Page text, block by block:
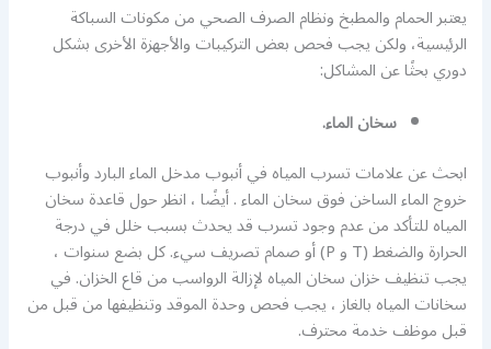
يعتبر الحمام والمطبخ ونظام الصرف الصحي من مكونات السباكة
الرئيسية، ولكن يجب فحص بعض التركيبات والأجهزة الأخرى بشكل
دوري بحثًا عن المشاكل:
سخان الماء.
ابحث عن علامات تسرب المياه في أنبوب مدخل الماء البارد وأنبوب
خروج الماء الساخن فوق سخان الماء . أيضًا ، انظر حول قاعدة سخان
المياه للتأكد من عدم وجود تسرب قد يحدث بسبب خلل في درجة
الحرارة والضغط (T و P) أو صمام تصريف سيء. كل بضع سنوات ،
يجب تنظيف خزان سخان المياه لإزالة الرواسب من قاع الخزان. في
سخانات المياه بالغاز ، يجب فحص وحدة الموقد وتنظيفها من قبل من
قبل موظف خدمة محترف.